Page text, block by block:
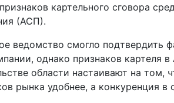
картельного сговора
(АСП).
ведомство смогло подтвердить
однако признаков картеля
области настаивают на том,
рынка удобнее, а конкуренция